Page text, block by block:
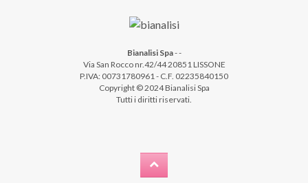
Bianalisi Spa--
Via San Rocco nr.42/44 20851 LISSONE
P.IVA: 00731780961 - C.F. 02235840150
Copyright © 2024 Bianalisi Spa
Tutti i diritti riservati.